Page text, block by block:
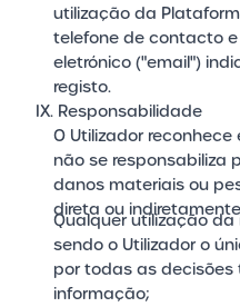
utilização da
telefone de contacto
eletrónico ("email")
registo.
IX. Responsabilidade
O Utilizador
não se responsabiliza
danos materiais ou
direta ou
Qualquer utilização
sendo o Utilizador o
por todas as
informação;